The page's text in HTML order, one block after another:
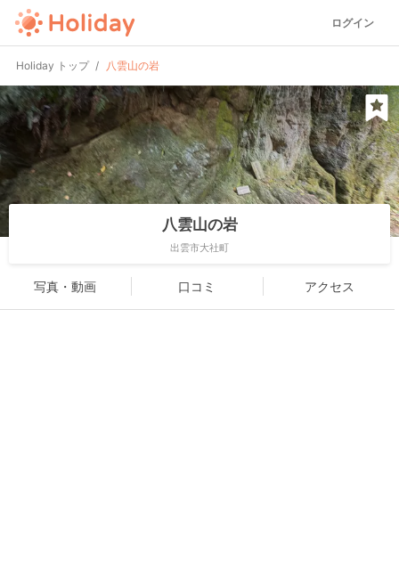
ログイン
Holiday トップ 八雲山の岩
八雲山の岩
出雲市大社町
写真・動画 口コミ アクセス